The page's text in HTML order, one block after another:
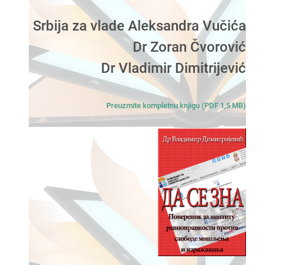
Srbija za vlade Aleksandra Vučića
Dr Zoran Čvorović
Dr Vladimir Dimitrijević
Preuzmite kompletnu knjigu (PDF 1,5 MB)